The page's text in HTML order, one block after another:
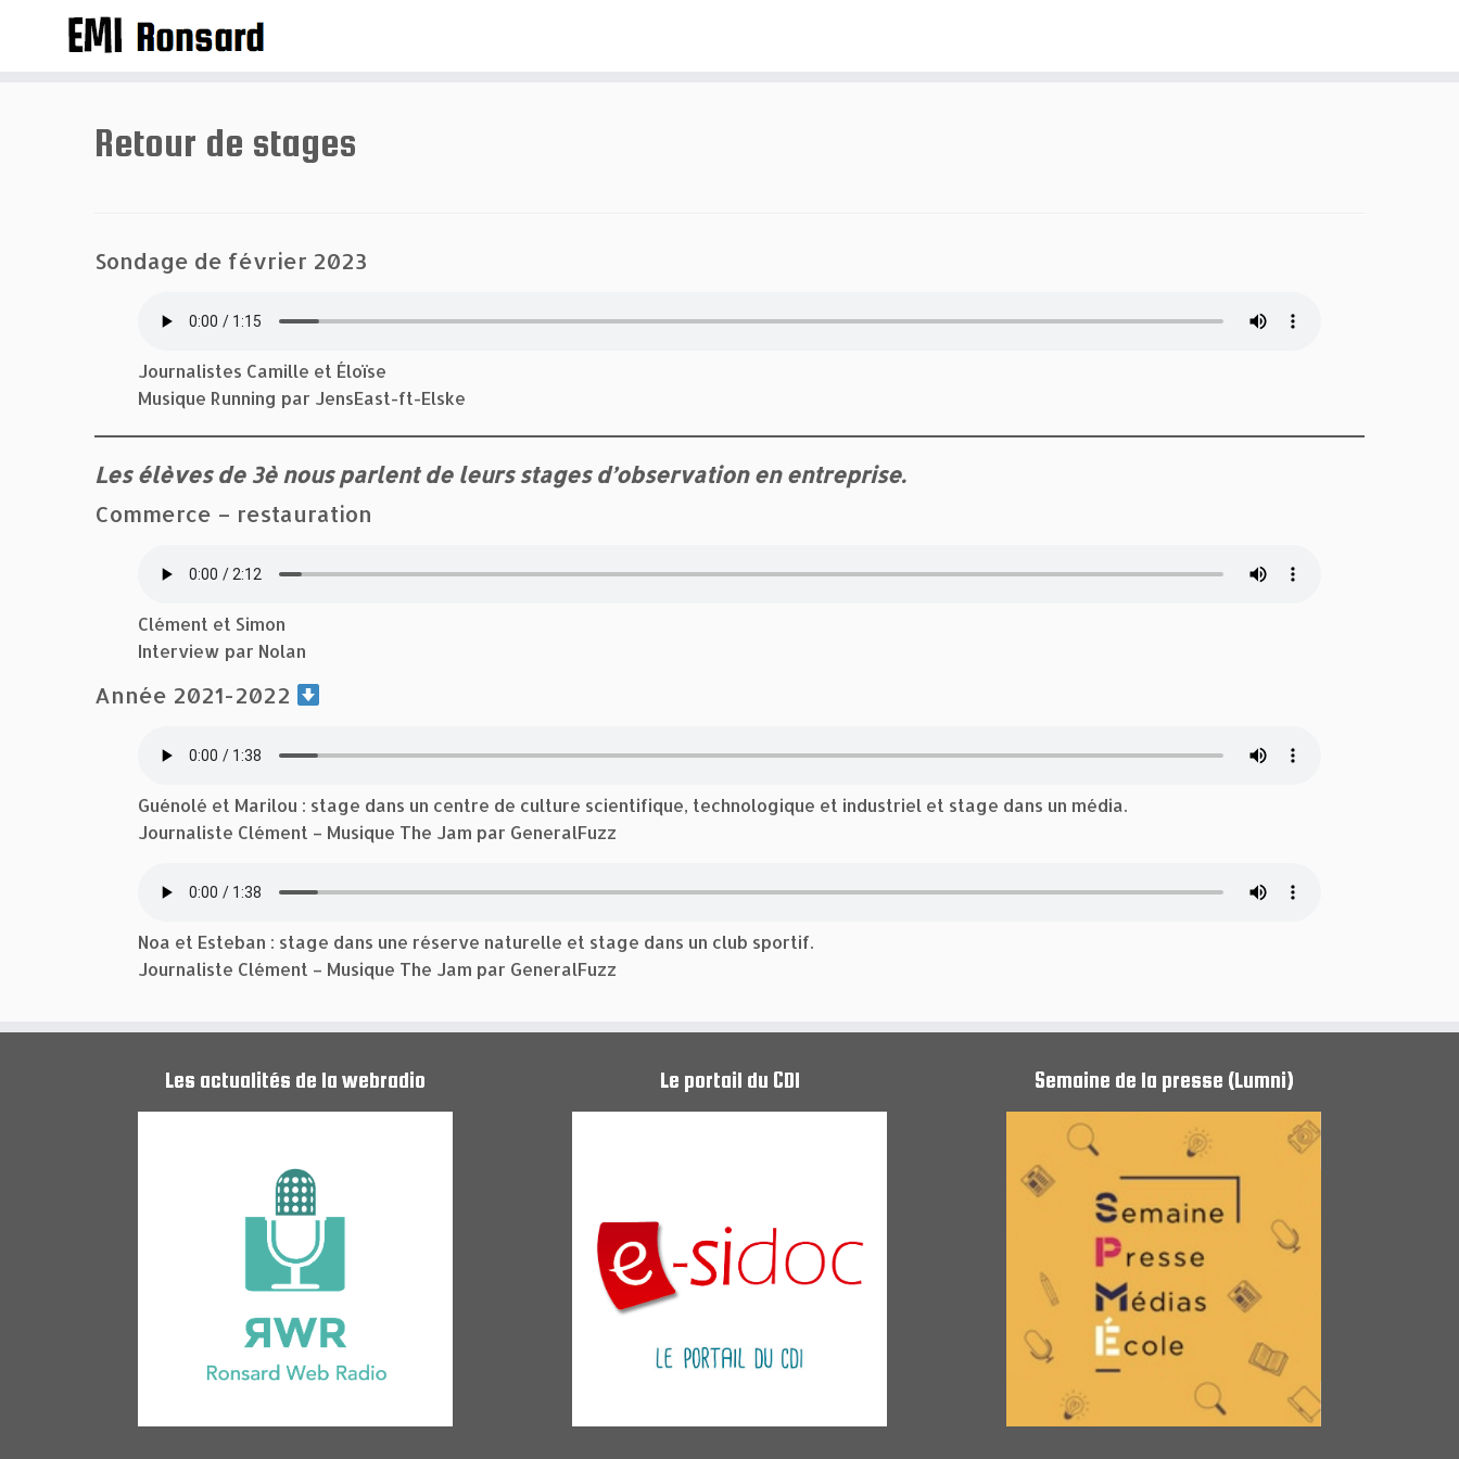
Retour de stages
Sondage de février 2023
Journalistes Camille et Éloïse
Musique Running par JensEast-ft-Elske
Les élèves de 3è nous parlent de leurs stages d’observation en entreprise.
Commerce – restauration
Clément et Simon
Interview par Nolan
Année 2021-2022
Guénolé et Marilou : stage dans un centre de culture scientifique, technologique et industriel et stage dans un média.
Journaliste Clément – Musique The Jam par GeneralFuzz
Noa et Esteban : stage dans une réserve naturelle et stage dans un club sportif.
Journaliste Clément – Musique The Jam par GeneralFuzz
Les actualités de la webradio Le portail du CDI Semaine de la presse (Lumni)